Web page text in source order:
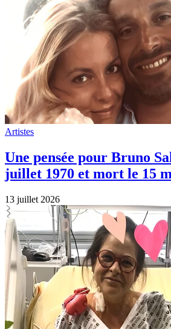
Artistes
Charlotte Valandrey nous
juillet 2022. Elle avait 53
13 juillet 2026